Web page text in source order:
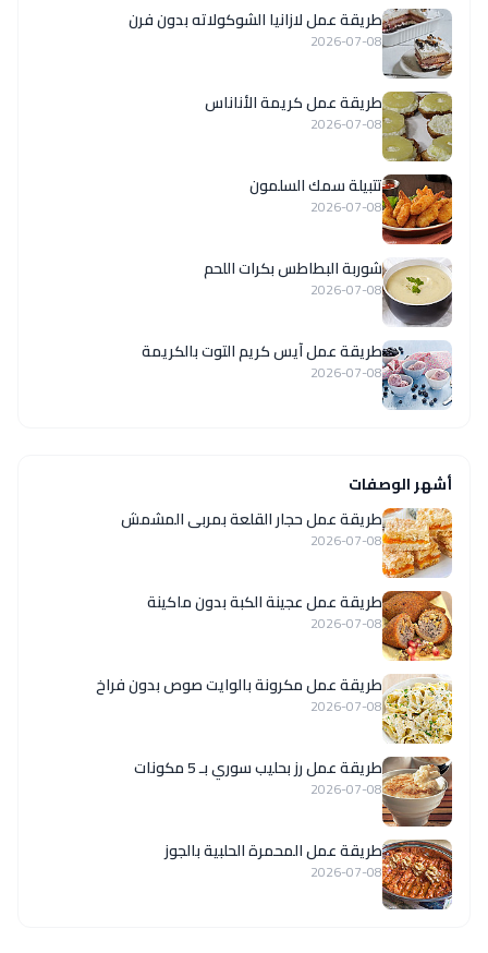
طريقة عمل لازانيا الشوكولاته بدون فرن
2026-07-08
طريقة عمل كريمة الأناناس
2026-07-08
تتبيلة سمك السلمون
2026-07-08
شوربة البطاطس بكرات اللحم
2026-07-08
طريقة عمل آيس كريم التوت بالكريمة
2026-07-08
أشهر الوصفات
طريقة عمل حجار القلعة بمربى المشمش
2026-07-08
طريقة عمل عجينة الكبة بدون ماكينة
2026-07-08
طريقة عمل مكرونة بالوايت صوص بدون فراخ
2026-07-08
طريقة عمل رز بحليب سوري بـ 5 مكونات
2026-07-08
طريقة عمل المحمرة الحلبية بالجوز
2026-07-08